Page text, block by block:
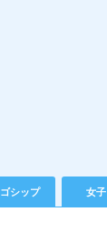
ゴシップ 女子